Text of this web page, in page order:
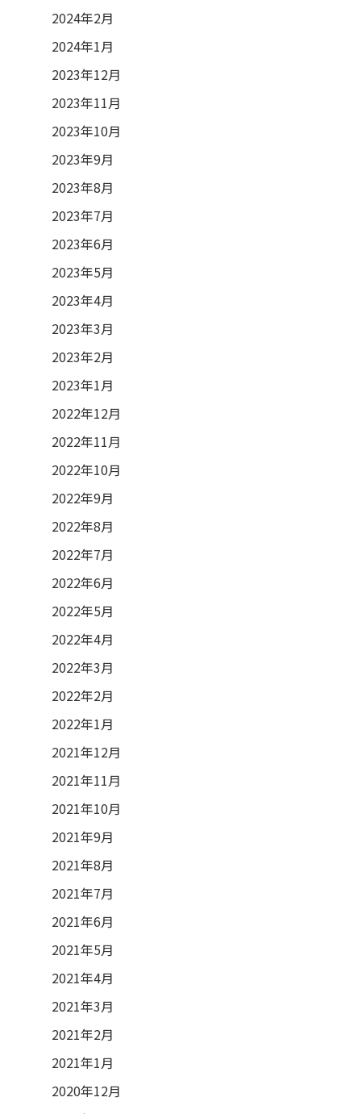
2024年2月
2024年1月
2023年12月
2023年11月
2023年10月
2023年9月
2023年8月
2023年7月
2023年6月
2023年5月
2023年4月
2023年3月
2023年2月
2023年1月
2022年12月
2022年11月
2022年10月
2022年9月
2022年8月
2022年7月
2022年6月
2022年5月
2022年4月
2022年3月
2022年2月
2022年1月
2021年12月
2021年11月
2021年10月
2021年9月
2021年8月
2021年7月
2021年6月
2021年5月
2021年4月
2021年3月
2021年2月
2021年1月
2020年12月